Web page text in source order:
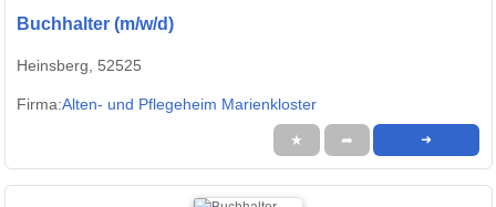
Buchhalter (m/w/d)
Heinsberg, 52525
Firma:Alten- und Pflegeheim Marienkloster
★ ➦ ➜